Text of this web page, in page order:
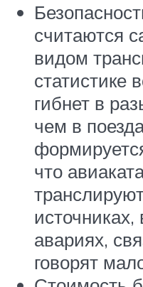
считаются
видом
статистике
гибнет в
чем в
что
источниках,
авариях,
говорят